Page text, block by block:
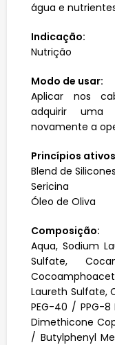
água e
Indicação:
Nutrição
Modo de usar:
Aplicar nos
adquirir uma
novamente a
Princípios
Blend de Silicones
Sericina
Óleo de Oliva
Composição:
Aqua, Sodium
Sulfate,
Laureth Sulfate,
PEG-40 / PPG-
Dimethicone
/ Butylphenyl